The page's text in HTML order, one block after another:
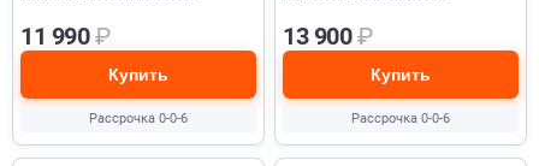
11 990₽
Купить
Рассрочка 0-0-6
13 900₽
Купить
Рассрочка 0-0-6